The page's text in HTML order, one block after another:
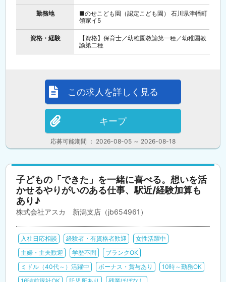
勤務地
■のせこども園（認定こども園） 石川県津幡町
領家イ5
資格・経験
【資格】保育士／幼稚園教諭第一種／幼稚園教
諭第二種
応募可能期間 ： 2026-08-05 ～ 2026-08-18
この求人を詳しく見る
キープ
子どもの「できた」を一緒に喜べる。想いを活
かせるやりがいのある仕事、駅近/経験加算も
あり♪
株式会社アスカ 新潟支店（jb654961）
入社日応相談 経験者・有資格者歓迎
女性活躍中
主婦・主夫歓迎
学歴不問
ブランクOK
ミドル（40代～）活躍中
ボーナス・賞与あり
10時～勤務OK